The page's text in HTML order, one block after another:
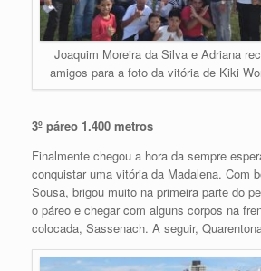
Joaquim Moreira da Silva e Adriana
amigos para a foto da vitória de Kiki
3º páreo 1.400 metros
Finalmente chegou a hora da sempre
conquistar uma vitória da Madalena. Com
Sousa, brigou muito na primeira parte do
o páreo e chegar com alguns corpos na
colocada, Sassenach. A seguir,